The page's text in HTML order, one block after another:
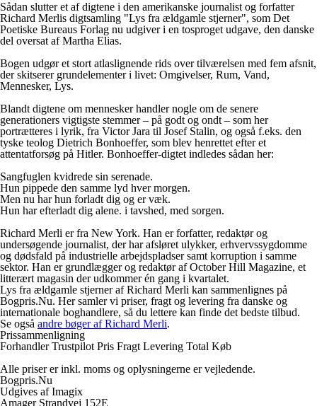
Sådan slutter et af digtene i den amerikanske journalist og forfatter
Richard Merlis digtsamling "Lys fra ældgamle stjerner", som Det
Poetiske Bureaus Forlag nu udgiver i en tosproget udgave, den danske
del oversat af Martha Elias.
Bogen udgør et stort atlaslignende rids over tilværelsen med fem afsnit,
der skitserer grundelementer i livet: Omgivelser, Rum, Vand,
Mennesker, Lys.
Blandt digtene om mennesker handler nogle om de senere
generationers vigtigste stemmer – på godt og ondt – som her
portrætteres i lyrik, fra Victor Jara til Josef Stalin, og også f.eks. den
tyske teolog Dietrich Bonhoeffer, som blev henrettet efter et
attentatforsøg på Hitler. Bonhoeffer-digtet indledes sådan her:
Sangfuglen kvidrede sin serenade.
Hun pippede den samme lyd hver morgen.
Men nu har hun forladt dig og er væk.
Hun har efterladt dig alene. i tavshed, med sorgen.
Richard Merli er fra New York. Han er forfatter, redaktør og
undersøgende journalist, der har afsløret ulykker, erhvervssygdomme
og dødsfald på industrielle arbejdspladser samt korruption i samme
sektor. Han er grundlægger og redaktør af October Hill Magazine, et
litterært magasin der udkommer én gang i kvartalet.
Lys fra ældgamle stjerner af Richard Merli kan sammenlignes på
Bogpris.Nu. Her samler vi priser, fragt og levering fra danske og
internationale boghandlere, så du lettere kan finde det bedste tilbud.
Se også andre bøger af Richard Merli.
Prissammenligning
Forhandler Trustpilot Pris Fragt Levering Total Køb
Alle priser er inkl. moms og oplysningerne er vejledende.
Bogpris.Nu
Udgives af Imagix
Amager Strandvej 152E